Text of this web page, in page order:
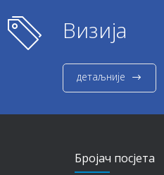
Визија
детаљније
Бројач посјета